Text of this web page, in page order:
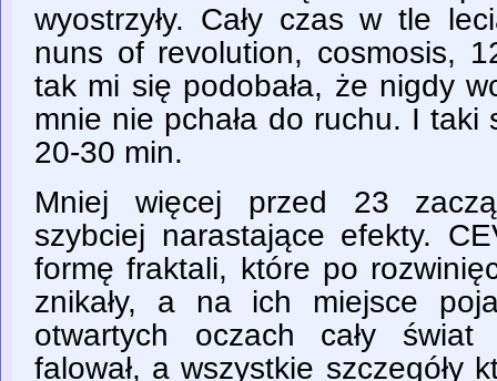
wyostrzyły. Cały czas w tle
nuns of revolution, cosmosis,
tak mi się podobała, że nigdy
mnie nie pchała do ruchu. I taki
20-30 min.
Mniej więcej przed 23
szybciej narastające efekty.
formę fraktali, które po
znikały, a na ich miejsce
otwartych oczach cały świat
falował, a wszystkie szczegóły